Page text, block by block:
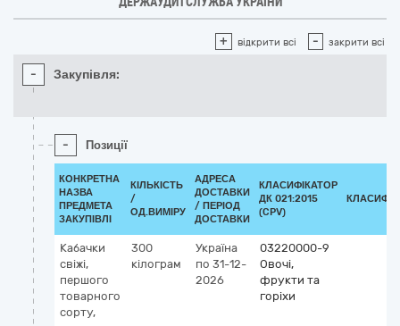
+ відкрити всі - закрити всі
- Закупівля:
- Позиції
КОНКРЕТНА
НАЗВА
ПРЕДМЕТА
ЗАКУПІВЛІ
КІЛЬКІСТЬ
/
ОД.ВИМІРУ
АДРЕСА
ДОСТАВКИ
/ ПЕРІОД
ДОСТАВКИ
КЛАСИФІКАТОР
ДК 021:2015
(CPV)
Кабачки
свіжі,
першого
товарного
сорту,
300
кілограм
Україна
по 31-12-
2026
03220000-9
Овочі,
фрукти та
горіхи